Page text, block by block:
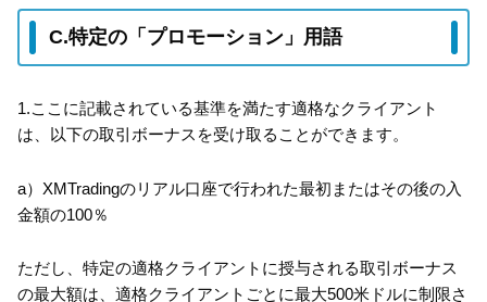
C.特定の「プロモーション」用語
1.ここに記載されている基準を満たす適格なクライアント
は、以下の取引ボーナスを受け取ることができます。
a）XMTradingのリアル口座で行われた最初またはその後の入
金額の100％
ただし、特定の適格クライアントに授与される取引ボーナス
の最大額は、適格クライアントごとに最大500米ドルに制限さ